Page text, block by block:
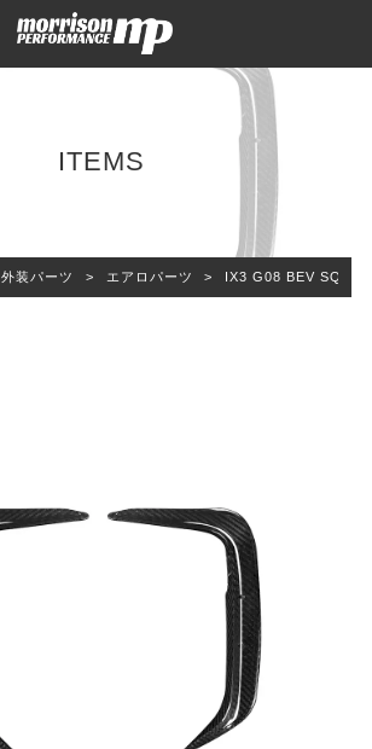
ITEMS
外装パーツ > エアロパーツ > IX3 G08 BEV SQス